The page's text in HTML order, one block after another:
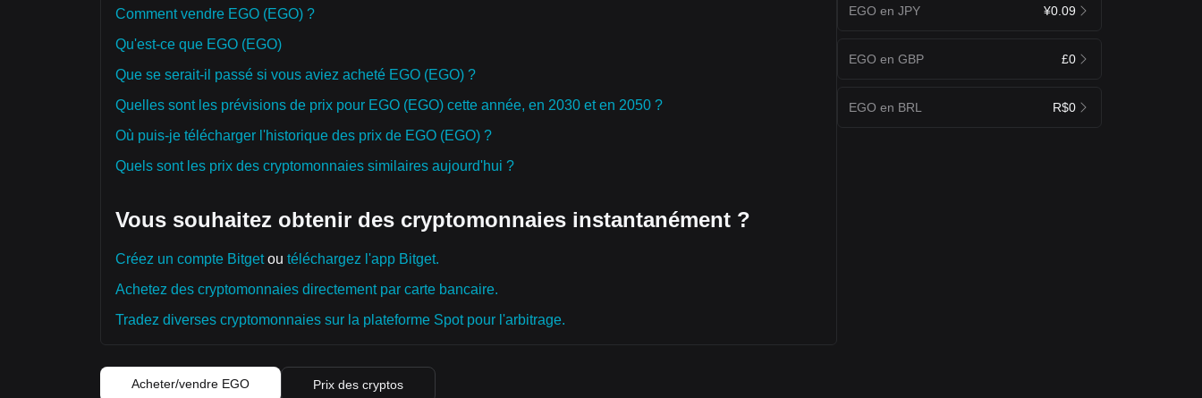
Comment vendre EGO (EGO) ?
Qu'est-ce que EGO (EGO)
Que se serait-il passé si vous aviez acheté EGO (EGO) ?
Quelles sont les prévisions de prix pour EGO (EGO) cette année, en 2030 et en 2050 ?
Où puis-je télécharger l'historique des prix de EGO (EGO) ?
Quels sont les prix des cryptomonnaies similaires aujourd'hui ?
Vous souhaitez obtenir des cryptomonnaies instantanément ?
Créez un compte Bitgetou téléchargez l'app Bitget.
Achetez des cryptomonnaies directement par carte bancaire.
Tradez diverses cryptomonnaies sur la plateforme Spot pour l'arbitrage.
Acheter/vendre EGO Prix des cryptos
EGO en JPY ¥0.09
EGO en GBP £0
EGO en BRL R$0